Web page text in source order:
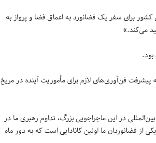
کشور برای سفر یک فضانورد به اعماق فضا و پرواز به
می‌کند.»
پیشرفت فن‌آوری‌های لازم برای مأموریت آینده در مریخ
در این ماجراجویی بزرگ، تداوم رهبری ما در
فضانوردان ما اولین کانادایی است که به دور ماه